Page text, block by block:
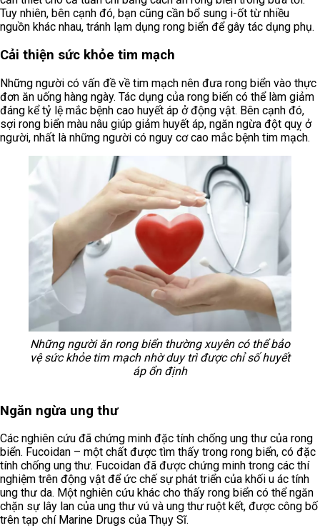
Tuy nhiên, bên cạnh đó, bạn cũng cần bổ sung i-ốt từ nhiều
nguồn khác nhau, tránh lạm dụng rong biển để gây tác dụng phụ.
Cải thiện sức khỏe tim mạch
Những người có vấn đề về tim mạch nên đưa rong biển vào thực
đơn ăn uống hàng ngày. Tác dụng của rong biến có thể làm giảm
đáng kể tỷ lệ mắc bệnh cao huyết áp ở động vật. Bên cạnh đó,
sợi rong biển màu nâu giúp giảm huyết áp, ngăn ngừa đột quỵ ở
người, nhất là những người có nguy cơ cao mắc bệnh tim mạch.
Những người ăn rong biển thường xuyên có thể bảo
vệ sức khỏe tim mạch nhờ duy trì được chỉ số huyết
áp ổn định
Ngăn ngừa ung thư
Các nghiên cứu đã chứng minh đặc tính chống ung thư của rong
biển. Fucoidan – một chất được tìm thấy trong rong biển, có đặc
tính chống ung thư. Fucoidan đã được chứng minh trong các thí
nghiệm trên động vật để ức chế sự phát triển của khối u ác tính
ung thư da. Một nghiên cứu khác cho thấy rong biển có thể ngăn
chặn sự lây lan của ung thư vú và ung thư ruột kết, được công bố
trên tạp chí Marine Drugs của Thụy Sĩ.